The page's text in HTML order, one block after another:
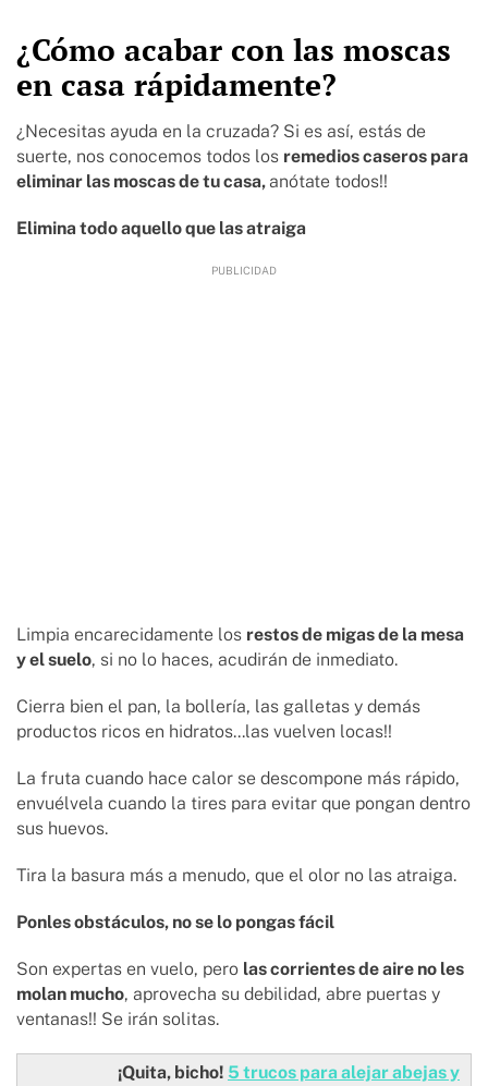
¿Cómo acabar con las moscas
en casa rápidamente?
¿Necesitas ayuda en la cruzada? Si es así, estás de
suerte, nos conocemos todos los remedios caseros para
eliminar las moscas de tu casa, anótate todos!!
Elimina todo aquello que las atraiga
Limpia encarecidamente los restos de migas de la mesa
y el suelo, si no lo haces, acudirán de inmediato.
Cierra bien el pan, la bollería, las galletas y demás
productos ricos en hidratos...las vuelven locas!!
La fruta cuando hace calor se descompone más rápido,
envuélvela cuando la tires para evitar que pongan dentro
sus huevos.
Tira la basura más a menudo, que el olor no las atraiga.
Ponles obstáculos, no se lo pongas fácil
Son expertas en vuelo, pero las corrientes de aire no les
molan mucho, aprovecha su debilidad, abre puertas y
ventanas!! Se irán solitas.
¡Quita, bicho! 5 trucos para alejar abejas y